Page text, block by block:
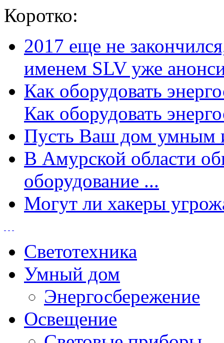
Коротко:
2017 еще не
именем SLV уже
Как оборудовать
Как оборудовать
Пусть Ваш дом умным
В Амурской области
оборудование ...
Могут ли хакеры
Светотехника
Умный дом
Энергосбережение
Освещение